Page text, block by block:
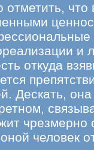
отметить,
и
откуда
Дескать,
чрезмерно
человек